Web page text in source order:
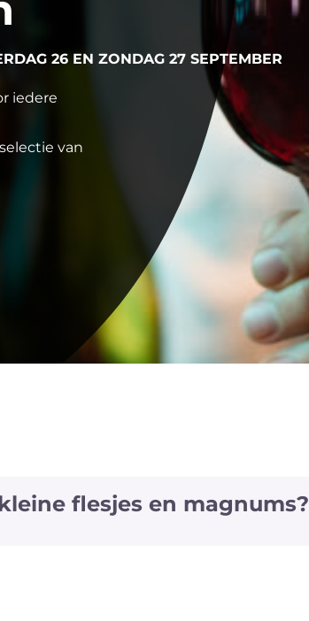
26 EN ZONDAG 27 SEPTEMBER
iedere
van
flesjes en magnums?